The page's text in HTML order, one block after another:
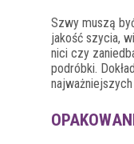
Szwy muszą
jakość szycia,
nici czy
podróbki.
najważniejszych